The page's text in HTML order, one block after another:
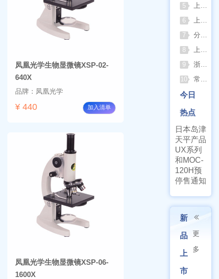
凤凰光学生物显微镜XSP-02-
640X
品牌：凤凰光学
¥ 440 加入清单
凤凰光学生物显微镜XSP-06-
1600X
5 上海仪电吸光光度法和荧光分析法的异同
6 上海佑科GC-7860系列网络化气相色谱仪
7 分清生物安全柜与洁净工作台 苏州安泰科普两类设备差异
8 上海申安灭菌器外排、内排与干燥功能全解析
9 浙江孚夏：打造合规可靠的实验室洁净装备
10 常熟雪科实验室制冰机日常保养要点
今日
热点
日本岛津
天平产品
UX系列
和MOC-
120H预
停售通知
新
品
上
市
更
多